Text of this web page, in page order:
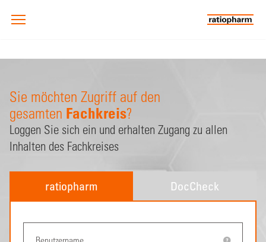
Sie möchten Zugriff auf den
gesamten Fachkreis?
Loggen Sie sich ein und erhalten Zugang zu allen
Inhalten des Fachkreises
ratiopharm DocCheck